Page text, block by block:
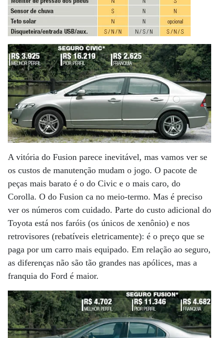
A vitória do Fusion parece inevitável, mas vamos ver se
os custos de manutenção mudam o jogo. O pacote de
peças mais barato é o do Civic e o mais caro, do
Corolla. O do Fusion ca no meio-termo. Mas é preciso
ver os números com cuidado. Parte do custo adicional do
Toyota está nos faróis (os únicos de xenônio) e nos
retrovisores (rebatíveis eletricamente): é o preço que se
paga por um carro mais equipado. Em relação ao seguro,
as diferenças não são tão grandes nas apólices, mas a
franquia do Ford é maior.